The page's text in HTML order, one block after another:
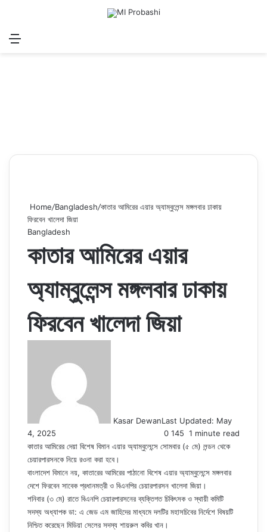
Menu
Home/Bangladesh/কাতার আমিরের এয়ার অ্যাম্বুলেন্স মঙ্গলবার ঢাকায়
ফিরবেন খালেদা জিয়া
Bangladesh
কাতার আমিরের এয়ার
অ্যাম্বুলেন্স মঙ্গলবার ঢাকায়
ফিরবেন খালেদা জিয়া
Kasar DewanLast Updated: May
4, 2025
0 145 1 minute read
কাতার আমিরের দেয়া বিশেষ বিমান এয়ার অ্যাম্বুলেন্সে সোমবার (৫ মে) লন্ডন থেকে
চেয়ারপারসনকে নিয়ে রওনা করা হবে।
বাংলাদেশ বিমানে নয়, কাতারের আমিরের পাঠানো বিশেষ এয়ার অ্যাম্বুলেন্সে মঙ্গলবার
দেশে ফিরবেন সাবেক প্রধানমত্রী ও বিএনপির চেয়ারপারসন খালেদা জিয়া।
শনিবার (৩ মে) রাতে বিএনপি চেয়ারপারসনের ব্যক্তিগত চিকিৎসক ও স্থায়ী কমিটি
সদস্য অধ্যাপক ডা: এ জেড এম জাহিদের মাধ্যমে দলটির মহাসচিবের নির্দেশে বিষয়টি
নিশ্চিত করেছেন মিডিয়া সেলের সদস্য শায়রুল কবির খান।